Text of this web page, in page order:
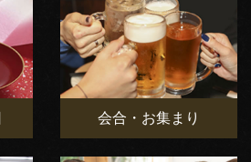
会合・お集まり